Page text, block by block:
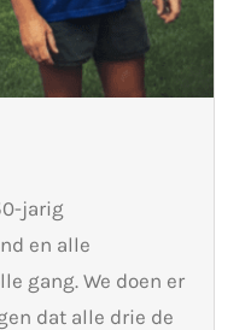
jarig
en alle
gang. We doen er
dat alle drie de